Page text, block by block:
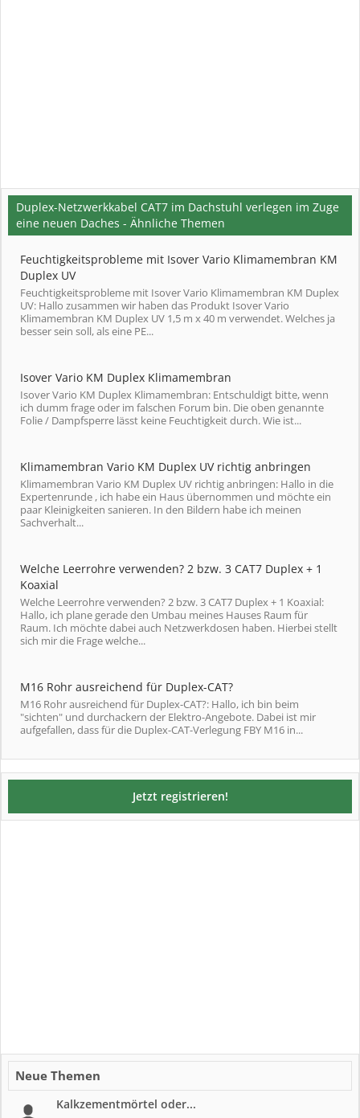
Duplex-Netzwerkkabel CAT7 im Dachstuhl verlegen im Zuge
eine neuen Daches - Ähnliche Themen
Feuchtigkeitsprobleme mit Isover Vario Klimamembran KM
Duplex UV
Feuchtigkeitsprobleme mit Isover Vario Klimamembran KM Duplex
UV: Hallo zusammen wir haben das Produkt Isover Vario
Klimamembran KM Duplex UV 1,5 m x 40 m verwendet. Welches ja
besser sein soll, als eine PE...
Isover Vario KM Duplex Klimamembran
Isover Vario KM Duplex Klimamembran: Entschuldigt bitte, wenn
ich dumm frage oder im falschen Forum bin. Die oben genannte
Folie / Dampfsperre lässt keine Feuchtigkeit durch. Wie ist...
Klimamembran Vario KM Duplex UV richtig anbringen
Klimamembran Vario KM Duplex UV richtig anbringen: Hallo in die
Expertenrunde , ich habe ein Haus übernommen und möchte ein
paar Kleinigkeiten sanieren. In den Bildern habe ich meinen
Sachverhalt...
Welche Leerrohre verwenden? 2 bzw. 3 CAT7 Duplex + 1
Koaxial
Welche Leerrohre verwenden? 2 bzw. 3 CAT7 Duplex + 1 Koaxial:
Hallo, ich plane gerade den Umbau meines Hauses Raum für
Raum. Ich möchte dabei auch Netzwerkdosen haben. Hierbei stellt
sich mir die Frage welche...
M16 Rohr ausreichend für Duplex-CAT?
M16 Rohr ausreichend für Duplex-CAT?: Hallo, ich bin beim
"sichten" und durchackern der Elektro-Angebote. Dabei ist mir
aufgefallen, dass für die Duplex-CAT-Verlegung FBY M16 in...
Jetzt registrieren!
Neue Themen
Kalkzementmörtel oder...